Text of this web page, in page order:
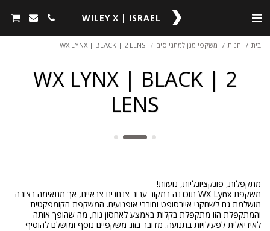
WILEY X | ISRAEL
בית חנות משקפי מגן למתגייסים WX LYNX | BLACK | 2 LENS
WX LYNX | BLACK | 2
LENS
משקפת WX Lynx תוכננה במקור עבור צנחנים צבאיים, אך מתאימה בצורה
מושלמת גם לשחקני איירסופט וחובבי אופנועים. המשקפת הקומפקטית
והמתקפלת הזו מתקפלת בקלות באמצע לאחסון נוח, מה שהופך אותה
לאידיאלית לפעילויות בתנועה. מדובר בזוג משקפיים נוסף ומושלם להוסיף